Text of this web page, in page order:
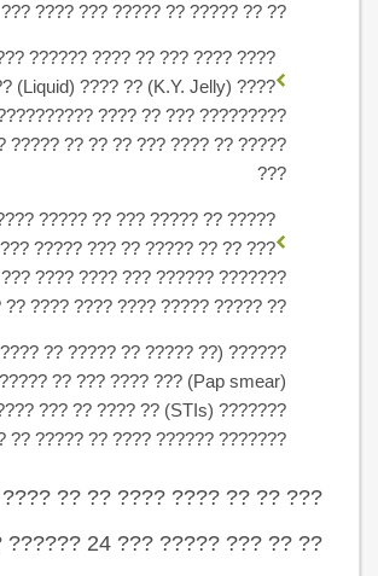
?? ?? ????? ?? ????? ??? ???? ???
?? ???? ?????? ????? ?? ????
???????
?? ???? ????????????? ?????? ??
??? ?? ?? ?? ????? ??? ??? ????
???
??? ?? ????? ????? ?? ?????
?? ??? ????? ?????? ??? ??
??? ???? ???? ??? ??? ?? ?????
????? ???? ???? ???? ?? ??? ???
?? ????? ?? ?????) ???? ?????
???? ??? ?? ????? ???? ????
???? ?? ??? ???? ????? ??
???? ?? ????? ?? ????? ??????
???? ?? ?? ???? ?? ??????
?????? ??? ????